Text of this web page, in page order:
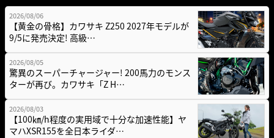
2026/08/06
【黄金の骨格】カワサキ Z250 2027年モデルが
9/5に発売決定! 高級…
2026/08/05
驚異のスーパーチャージャー! 200馬力のモンス
ターが再び。カワサキ「Z H…
2026/08/03
【100㎞/h程度の実用域で十分な加速性能】ヤ
マハXSR155を全日本ライダ…